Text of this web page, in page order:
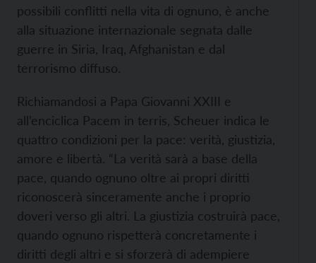
possibili conflitti nella vita di ognuno, è anche
alla situazione internazionale segnata dalle
guerre in Siria, Iraq, Afghanistan e dal
terrorismo diffuso.
Richiamandosi a Papa Giovanni XXIII e
all’enciclica Pacem in terris, Scheuer indica le
quattro condizioni per la pace: verità, giustizia,
amore e libertà. “La verità sarà a base della
pace, quando ognuno oltre ai propri diritti
riconoscerà sinceramente anche i proprio
doveri verso gli altri. La giustizia costruirà pace,
quando ognuno rispetterà concretamente i
diritti degli altri e si sforzerà di adempiere